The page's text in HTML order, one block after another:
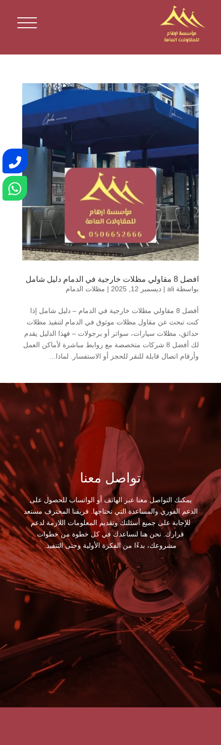
افضل 8 مقاولي مظلات خارجية في الدمام دليل شامل
بواسطة ali
| ديسمبر 12, 2025 | مظلات الدمام
أفضل 8 مقاولي مظلات خارجية في الدمام – دليل شامل إذا
كنت تبحث عن مقاول مظلات موثوق في الدمام لتنفيذ مظلات
حدائق، مظلات سيارات، سواتر أو برجولات – فهذا الدليل يقدم
لك أفضل 8 شركات متخصصة مع روابط مباشرة لأماكن العمل
وأرقام اتصال قابلة للنقر للحجز أو الاستفسار. لماذا...
تواصل معنا
يمكنك التواصل معنا عبر الهاتف أو الواتساب للحصول على
الدعم الفوري والمساعدة التي تحتاجها. فريقنا المحترف مستعد
للإجابة على جميع أسئلتك وتقديم المعلومات اللازمة لدعم
قرارك. نحن هنا لنساعدك في كل خطوة من خطوات
مشروعك، بدءًا من الفكرة الأولية وحتى التنفيذ.